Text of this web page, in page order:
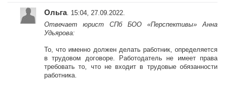
Ольга. 15:04, 27.09.2022.
Отвечает юрист СПб БОО «Перспективы» Анна
Удьярова:
То, что именно должен делать работник, определяется
в трудовом договоре. Работодатель не имеет права
требовать то, что не входит в трудовые обязанности
работника.